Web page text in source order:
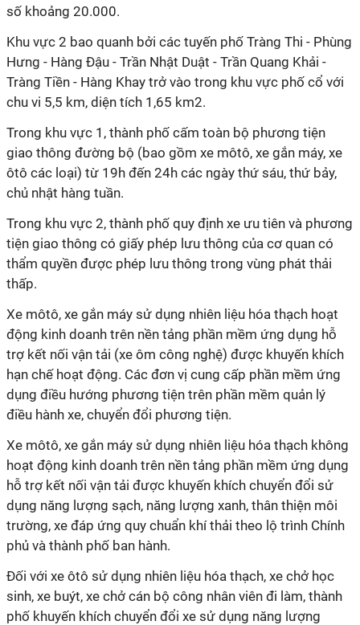
số khoảng 20.000.
Khu vực 2 bao quanh bởi các tuyến phố Tràng Thi - Phùng
Hưng - Hàng Đậu - Trần Nhật Duật - Trần Quang Khải -
Tràng Tiền - Hàng Khay trở vào trong khu vực phố cổ với
chu vi 5,5 km, diện tích 1,65 km2.
Trong khu vực 1, thành phố cấm toàn bộ phương tiện
giao thông đường bộ (bao gồm xe môtô, xe gắn máy, xe
ôtô các loại) từ 19h đến 24h các ngày thứ sáu, thứ bảy,
chủ nhật hàng tuần.
Trong khu vực 2, thành phố quy định xe ưu tiên và phương
tiện giao thông có giấy phép lưu thông của cơ quan có
thẩm quyền được phép lưu thông trong vùng phát thải
thấp.
Xe môtô, xe gắn máy sử dụng nhiên liệu hóa thạch hoạt
động kinh doanh trên nền tảng phần mềm ứng dụng hỗ
trợ kết nối vận tải (xe ôm công nghệ) được khuyến khích
hạn chế hoạt động. Các đơn vị cung cấp phần mềm ứng
dụng điều hướng phương tiện trên phần mềm quản lý
điều hành xe, chuyển đổi phương tiện.
Xe môtô, xe gắn máy sử dụng nhiên liệu hóa thạch không
hoạt động kinh doanh trên nền tảng phần mềm ứng dụng
hỗ trợ kết nối vận tải được khuyến khích chuyển đổi sử
dụng năng lượng sạch, năng lượng xanh, thân thiện môi
trường, xe đáp ứng quy chuẩn khí thải theo lộ trình Chính
phủ và thành phố ban hành.
Đối với xe ôtô sử dụng nhiên liệu hóa thạch, xe chở học
sinh, xe buýt, xe chở cán bộ công nhân viên đi làm, thành
phố khuyến khích chuyển đổi xe sử dụng năng lượng